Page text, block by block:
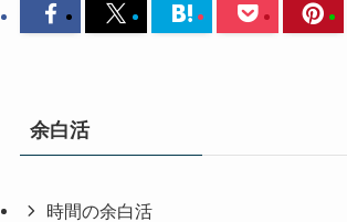
余白活
時間の余白活